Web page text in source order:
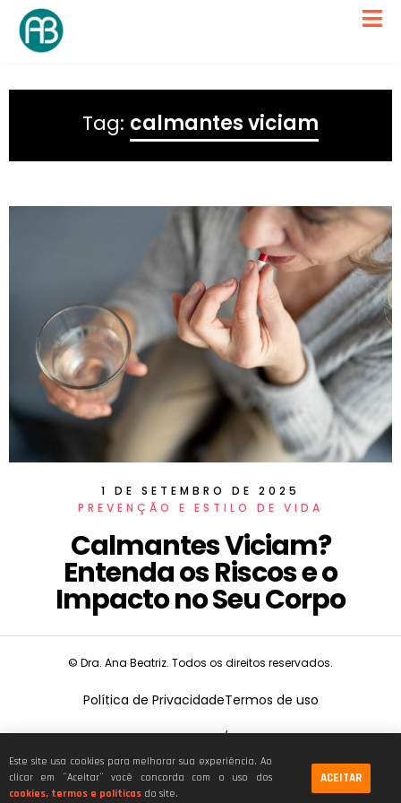
Tag: calmantes viciam
1 DE SETEMBRO DE 2025
PREVENÇÃO E ESTILO DE VIDA
Calmantes Viciam?
Entenda os Riscos e o
Impacto no Seu Corpo
© Dra. Ana Beatriz. Todos os direitos reservados.
Política de PrivacidadeTermos de uso
CNPJ:19.675.026/0001-68
Este site usa cookies para melhorar sua experiência. Ao
clicar em ¨Aceitar¨ você concorda com o uso dos
cookies, termos e políticas do site.
ACEITAR